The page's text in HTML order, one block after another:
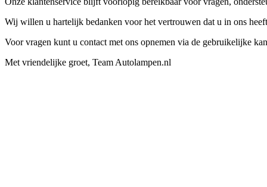
Wij willen u hartelijk bedanken voor het vertrouwen dat u in ons
Voor vragen kunt u contact met ons opnemen via de gebruikelijke
Met vriendelijke groet, Team Autolampen.nl